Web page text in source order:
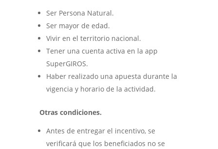
Ser Persona Natural.
Ser mayor de edad.
Vivir en el territorio nacional.
Tener una cuenta activa en la app
SuperGIROS.
Haber realizado una apuesta durante la
vigencia y horario de la actividad.
Otras condiciones.
Antes de entregar el incentivo, se
verificará que los beneficiados no se